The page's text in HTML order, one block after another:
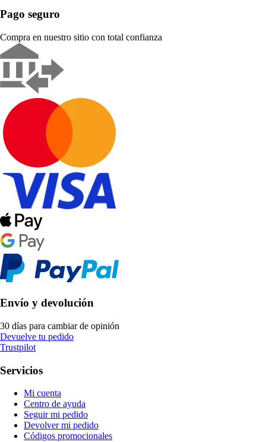
Pago seguro
Compra en nuestro sitio con total confianza
Envío y devolución
30 días para cambiar de opinión
Devuelve tu pedido
Trustpilot
Servicios
Mi cuenta
Centro de ayuda
Seguir mi pedido
Devolver mi pedido
Códigos promocionales